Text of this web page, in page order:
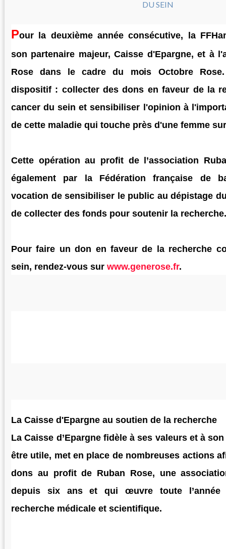
Pour la deuxième année consécutive, la
son partenaire majeur, Caisse d'Epargne, et à
Rose dans le cadre du mois Octobre
dispositif : collecter des dons en faveur de la
cancer du sein et sensibiliser l'opinion à
de cette maladie qui touche près d'une femme
Cette opération au profit de l’association
également par la Fédération française de
vocation de sensibiliser le public au dépistage
de collecter des fonds pour soutenir la recherche.
Pour faire un don en faveur de la recherche
sein, rendez-vous sur www.generose.fr.
La Caisse d'Epargne au soutien de la recherche
La Caisse d’Epargne fidèle à ses valeurs et à
être utile, met en place de nombreuses actions
dons au profit de Ruban Rose, une
depuis six ans et qui œuvre toute l’année
recherche médicale et scientifique.